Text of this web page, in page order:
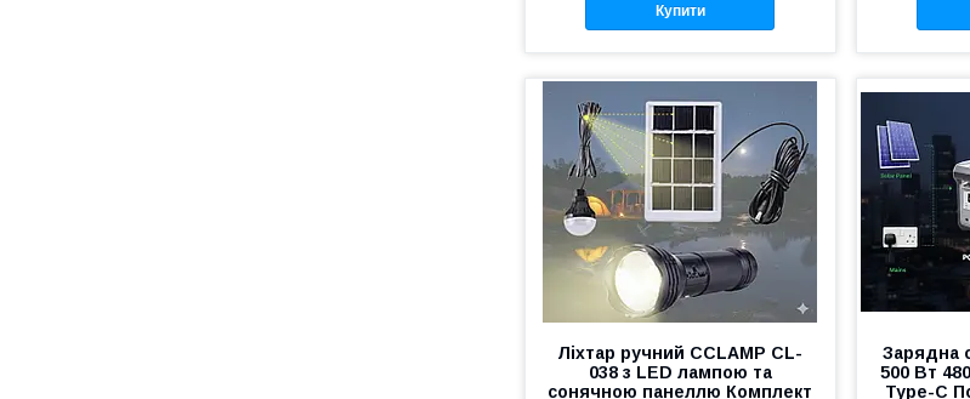
Купити
Ліхтар ручний CCLAMP CL-
038 з LED лампою та
сонячною панеллю Комплект
Зарядна
500 Вт
Type-C